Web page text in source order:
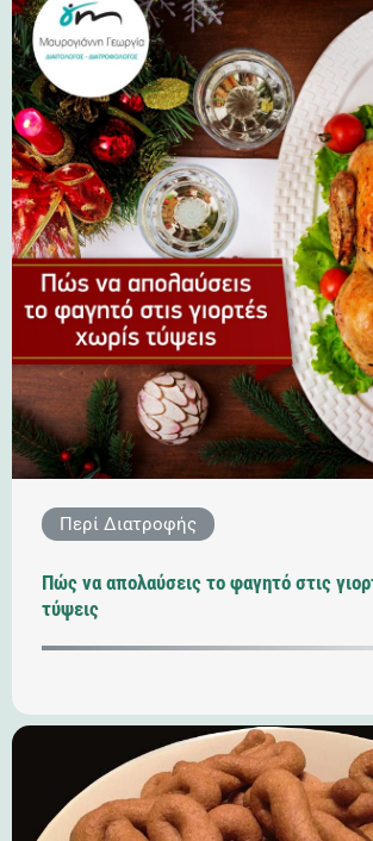
Περί Διατροφής
Πώς να απολαύσεις το φαγητό στις
τύψεις